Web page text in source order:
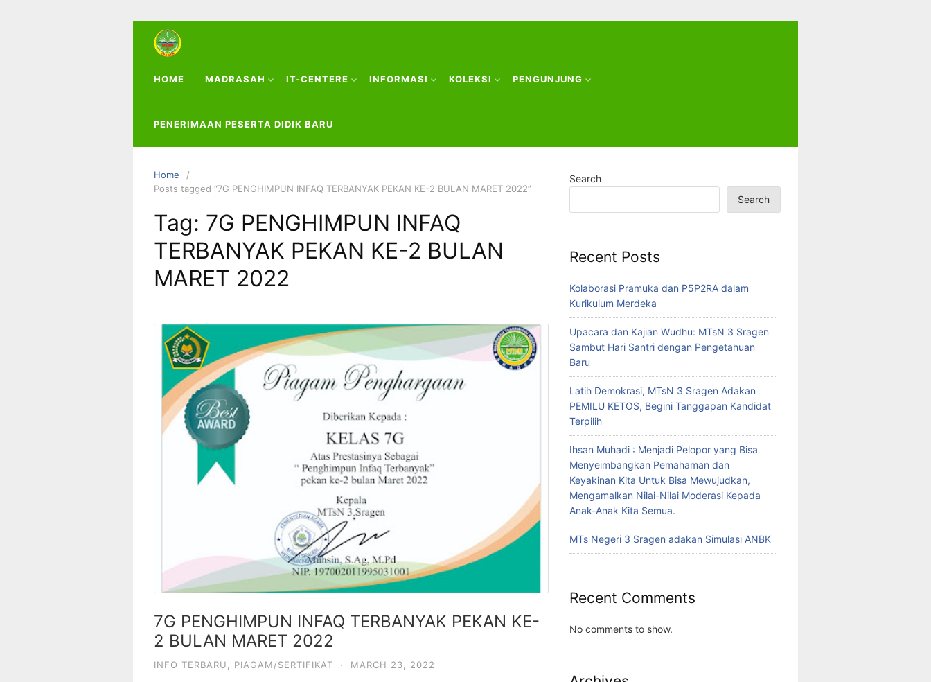
HOME MADRASAH IT-CENTERE INFORMASI KOLEKSI PENGUNJUNG
PENERIMAAN PESERTA DIDIK BARU
Home
Posts tagged “7G PENGHIMPUN INFAQ TERBANYAK PEKAN KE-2 BULAN MARET 2022”
Tag: 7G PENGHIMPUN INFAQ
TERBANYAK PEKAN KE-2 BULAN
MARET 2022
7G PENGHIMPUN INFAQ TERBANYAK PEKAN KE-
2 BULAN MARET 2022
INFO TERBARU PIAGAM/SERTIFIKAT · MARCH 23, 2022
Search
Search
Recent Posts
Kolaborasi Pramuka dan P5P2RA dalam
Kurikulum Merdeka
Upacara dan Kajian Wudhu: MTsN 3 Sragen
Sambut Hari Santri dengan Pengetahuan
Baru
Latih Demokrasi, MTsN 3 Sragen Adakan
PEMILU KETOS, Begini Tanggapan Kandidat
Terpilih
Ihsan Muhadi : Menjadi Pelopor yang Bisa
Menyeimbangkan Pemahaman dan
Keyakinan Kita Untuk Bisa Mewujudkan,
Mengamalkan Nilai-Nilai Moderasi Kepada
Anak-Anak Kita Semua.
MTs Negeri 3 Sragen adakan Simulasi ANBK
Recent Comments
No comments to show.